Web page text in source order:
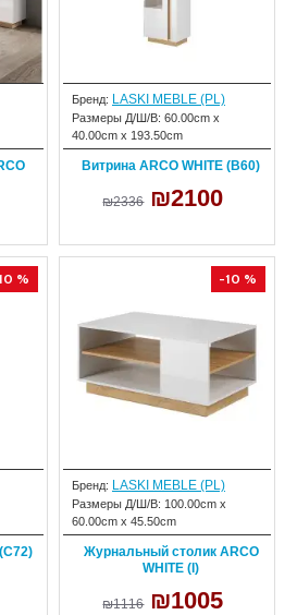
Бренд: LASKI MEBLE (PL)
Размеры Д/Ш/В: 60.00cm x
40.00cm x 193.50cm
Витрина ARCO WHITE (B60)
₪2336 ₪2100
% -10 %
Бренд: LASKI MEBLE (PL)
Размеры Д/Ш/В: 100.00cm x
60.00cm x 45.50cm
Журнальный столик ARCO
WHITE (I)
₪1116 ₪1005